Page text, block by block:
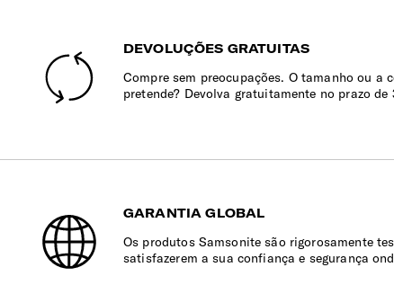
DEVOLUÇÕES GRATUITAS
Compre sem preocupações. O tamanho ou a
pretende? Devolva gratuitamente no prazo de
GARANTIA GLOBAL
Os produtos Samsonite são rigorosamente
satisfazerem a sua confiança e segurança